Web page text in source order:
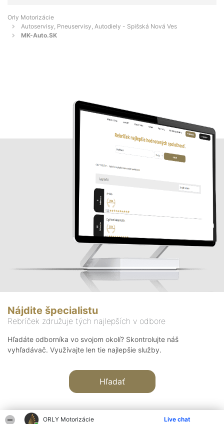
ORLY Motorizácie Live chat
Orly Motorizácie
Autoservisy, Pneuservisy, Autodiely - Spišská Nová Ves
MK-Auto.SK
Nájdite špecialistu
Rebríček združuje tých najlepších v odbore
Hľadáte odborníka vo svojom okolí? Skontrolujte náš
vyhľadávač. Využívajte len tie najlepšie služby.
Hľadať